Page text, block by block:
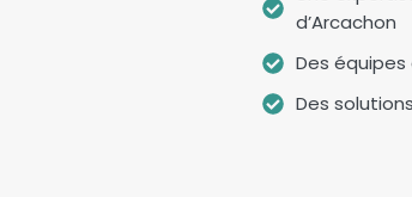
d’Arcachon
Des
Des